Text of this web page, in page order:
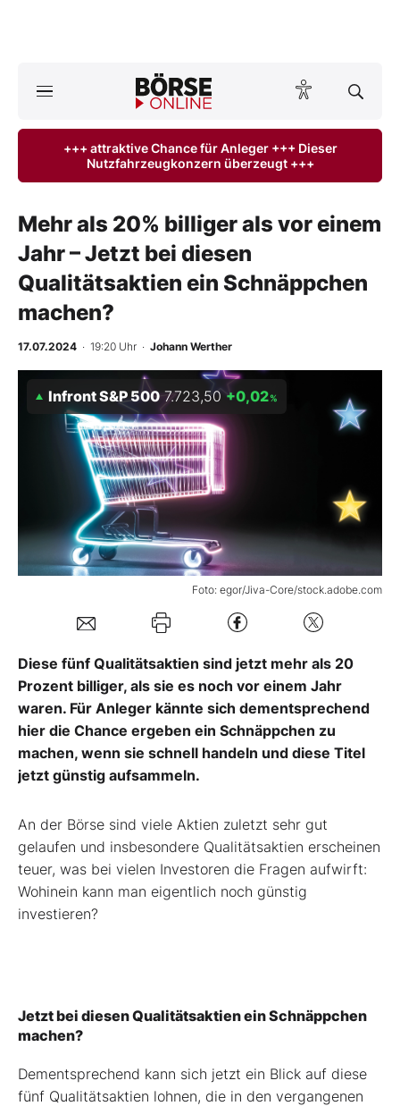
ktuelle Ausgabe BÖRSE ONLINE lesen
Anlageprodukte
Finanz-Check
Abo & Shop
BO-Musterdepots
Experten
Mein B:O
Mein Konto
Folgen Sie uns
Kontakt
+++ attraktive Chance für Anleger +++ Dieser
Nutzfahrzeugkonzern überzeugt +++
Mehr als 20% billiger als vor einem
Jahr – Jetzt bei diesen
Qualitätsaktien ein Schnäppchen
machen?
17.07.2024 · 19:20 Uhr · Johann Werther
Foto: egor/Jiva-Core/stock.adobe.com
Infront S&P 500 7.723,50 +0,02%
Diese fünf Qualitätsaktien sind jetzt mehr als 20
Prozent billiger, als sie es noch vor einem Jahr
waren. Für Anleger kännte sich dementsprechend
hier die Chance ergeben ein Schnäppchen zu
machen, wenn sie schnell handeln und diese Titel
jetzt günstig aufsammeln.
An der Börse sind viele Aktien zuletzt sehr gut
gelaufen und insbesondere Qualitätsaktien erscheinen
teuer, was bei vielen Investoren die Fragen aufwirft:
Wohinein kann man eigentlich noch günstig
investieren?
Jetzt bei diesen Qualitätsaktien ein Schnäppchen
machen?
Dementsprechend kann sich jetzt ein Blick auf diese
fünf Qualitätsaktien lohnen, die in den vergangenen